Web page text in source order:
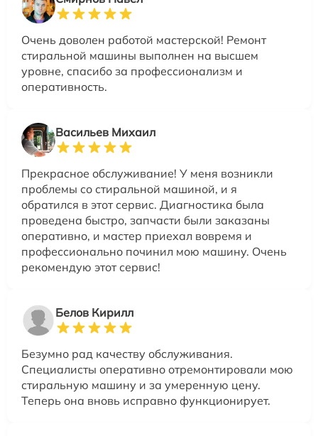
Очень доволен работой мастерской! Ремонт
стиральной машины выполнен на высшем
уровне, спасибо за профессионализм и
оперативность.
Васильев Михаил
Прекрасное обслуживание! У меня возникли
проблемы со стиральной машиной, и я
обратился в этот сервис. Диагностика была
проведена быстро, запчасти были заказаны
оперативно, и мастер приехал вовремя и
профессионально починил мою машину. Очень
рекомендую этот сервис!
Белов Кирилл
Безумно рад качеству обслуживания.
Специалисты оперативно отремонтировали мою
стиральную машину и за умеренную цену.
Теперь она вновь исправно функционирует.